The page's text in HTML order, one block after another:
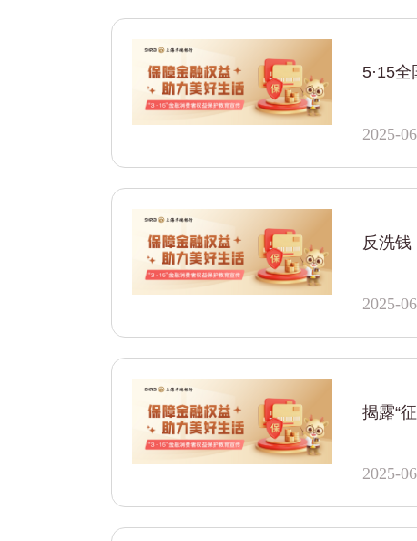
5·15
2025-
反洗钱
2025-
揭露“
2025-